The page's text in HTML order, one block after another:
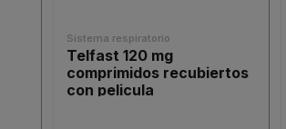
Sistema respiratorio
Telfast 120 mg
comprimidos recubiertos
con pelicula